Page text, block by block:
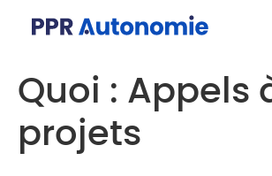
Quoi : Appels
projets